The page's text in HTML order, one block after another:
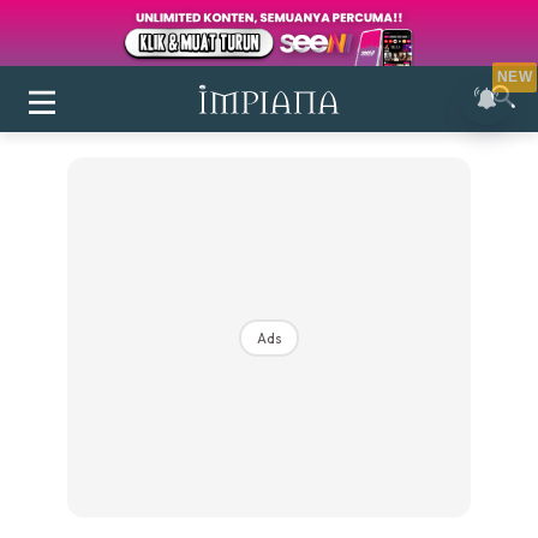
Login|Register
Ads
NEW